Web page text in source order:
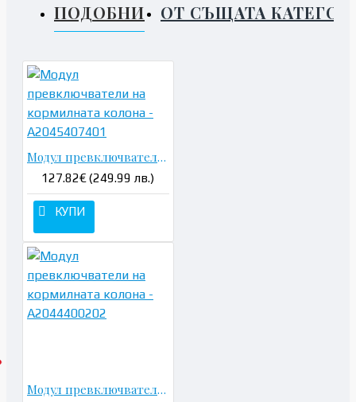
ПОДОБНИ ОТ СЪЩАТА
Модул превключватели на кормилната колона - A2045407401
127.82€ (249.99 лв.)
КУПИ
Модул превключватели на кормилната колона - A2044400202